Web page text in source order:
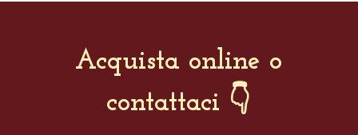
Acquista online o
contattaci 👇